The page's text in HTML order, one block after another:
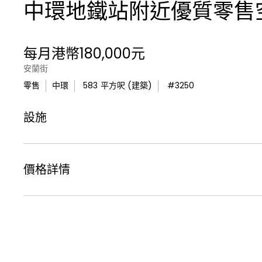
中環地鐵站附近優質零
每月港幣180,000元
安蘭街
零售
中環 583 平方呎 (建築) #3250
設施
價格詳情
租金價格 : 每月港幣180,000元